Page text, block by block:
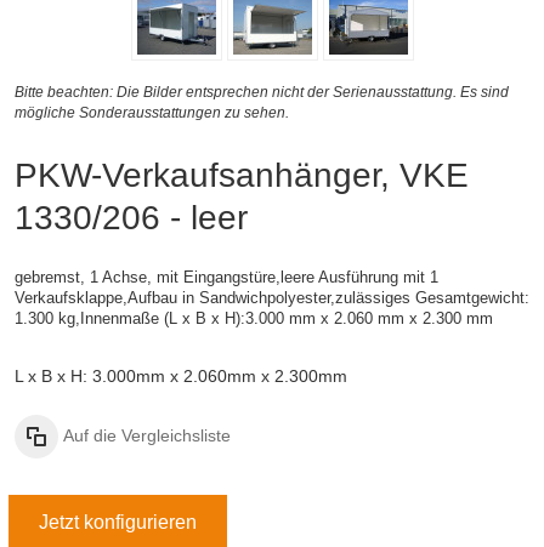
Bitte beachten: Die Bilder entsprechen nicht der Serienausstattung. Es sind
mögliche Sonderausstattungen zu sehen.
PKW-Verkaufsanhänger, VKE
1330/206 - leer
gebremst, 1 Achse, mit Eingangstüre,leere Ausführung mit 1
Verkaufsklappe,Aufbau in Sandwichpolyester,zulässiges Gesamtgewicht:
1.300 kg, Innenmaße (L x B x H):3.000 mm x 2.060 mm x 2.300 mm
L x B x H: 3.000mm x 2.060mm x 2.300mm
Auf die Vergleichsliste
Jetzt konfigurieren